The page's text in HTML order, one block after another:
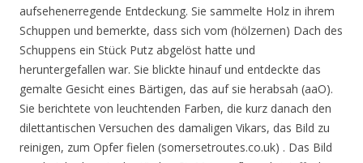
aufsehenerregende Entdeckung. Sie sammelte Holz in ihrem
Schuppen und bemerkte, dass sich vom (hölzernen) Dach des
Schuppens ein Stück Putz abgelöst hatte und
heruntergefallen war. Sie blickte hinauf und entdeckte das
gemalte Gesicht eines Bärtigen, das auf sie herabsah (aaO).
Sie berichtete von leuchtenden Farben, die kurz danach den
dilettantischen Versuchen des damaligen Vikars, das Bild zu
reinigen, zum Opfer fielen (somersetroutes.co.uk) . Das Bild